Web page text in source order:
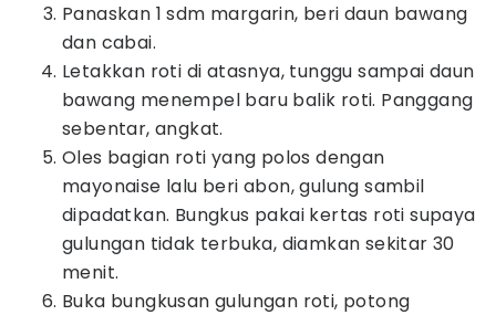
Panaskan 1 sdm margarin, beri daun bawang
dan cabai.
Letakkan roti di atasnya, tunggu sampai daun
bawang menempel baru balik roti. Panggang
sebentar, angkat.
Oles bagian roti yang polos dengan
mayonaise lalu beri abon, gulung sambil
dipadatkan. Bungkus pakai kertas roti supaya
gulungan tidak terbuka, diamkan sekitar 30
menit.
Buka bungkusan gulungan roti, potong